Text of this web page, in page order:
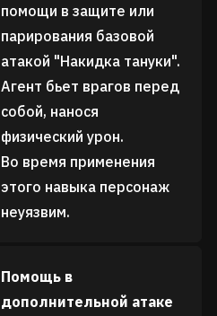
помощи в защите или
парирования базовой
атакой "Накидка тануки".
Агент бьет врагов перед
собой, нанося
физический урон.
Во время применения
этого навыка персонаж
неуязвим.
Помощь в
дополнительной атаке